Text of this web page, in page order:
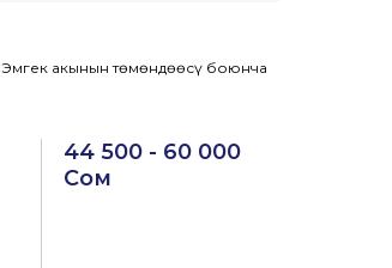
Эмгек акынын төмөндөөсү боюнча
44 500 - 60 000
Сом